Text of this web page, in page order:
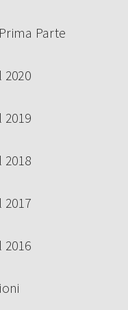
Parte
2020
2019
2018
2017
2016